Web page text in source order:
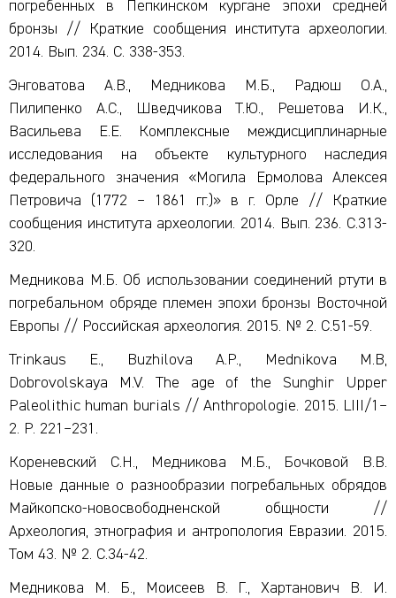
погребенных в Пепкинском кургане эпохи средней
бронзы // Краткие сообщения института археологии.
2014. Вып. 234. C. 338-353.
Энговатова А.В., Медникова М.Б., Радюш О.А.,
Пилипенко А.С., Шведчикова Т.Ю., Решетова И.К.,
Васильева Е.Е. Комплексные междисциплинарные
исследования на объекте культурного наследия
федерального значения «Могила Ермолова Алексея
Петровича (1772 – 1861 гг.)» в г. Орле // Краткие
сообщения института археологии. 2014. Вып. 236. С.313-
320.
Медникова М.Б. Об использовании соединений ртути в
погребальном обряде племен эпохи бронзы Восточной
Европы // Российская археология. 2015. № 2. С.51-59.
Trinkaus E., Buzhilova A.P., Mednikova M.B,
Dobrovolskaya M.V. The age of the Sunghir Upper
Paleolithic human burials // Anthropologie. 2015. LIII/1–
2. P. 221–231.
Кореневский С.Н., Медникова М.Б., Бочковой В.В.
Новые данные о разнообразии погребальных обрядов
Майкопско-новосвободненской общности //
Археология, этнография и антропология Евразии. 2015.
Том 43. № 2. C.34-42.
Медникова М. Б., Моисеев В. Г., Хартанович В. И.